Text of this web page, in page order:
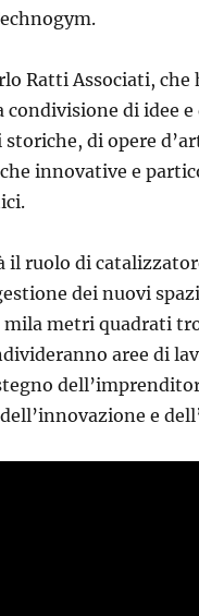
Ratti Associati, che
condivisione di idee
di opere
innovative e
il ruolo di
dei nuovi
mila metri quadrati
aree di
e